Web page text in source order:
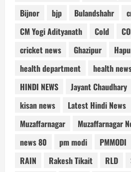
Bijnor
bjp Bulandshahr
CM Yogi Adityanath
Cold
cricket news
Ghazipur
health department
health
HINDI NEWS
Jayant Chaudhary
kisan news
Latest Hindi News
Muzaffarnagar
Muzaffarnagar
news 80
pm modi PMMODI
RAIN
Rakesh Tikait RLD